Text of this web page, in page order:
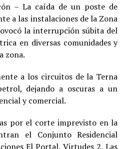
– La caída de un poste de
a las instalaciones de la Zona
la interrupción súbita del
en diversas comunidades y
zona.
a los circuitos de la Terna
dejando a oscuras a un
y comercial.
por el corte imprevisto en la
el Conjunto Residencial
El Portal, Virtudes 2, Las